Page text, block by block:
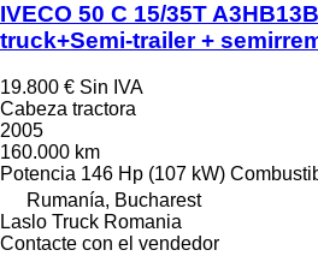
IVECO 50 C 15/35T
truck+Semi-trailer +
19.800 € Sin IVA
Cabeza tractora
2005
160.000 km
Potencia 146 Hp (107 kW)
Rumanía, Bucharest
Laslo Truck Romania
Contacte con el vendedor